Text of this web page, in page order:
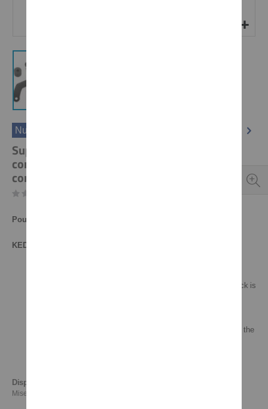
Numéro d'article
Support de compteur KEDO DB-01R (pour
compteur KOSO art. 40419), livré SANS
compteur, avec visserie
Pour:
KEDO Speedometer Bracket Set for DB-01R/RN
Easy mounting on the original mounting points; the ignition lock is
Centre distance at the bottom approx. 140mm (bore 6mm), at the
Disponibilité:
Mise à jour de l'inventaire: 06.08.2026 21:51